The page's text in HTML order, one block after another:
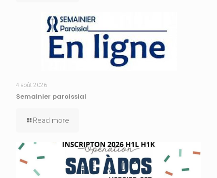
4 août 2026
Semainier paroissial
Read more